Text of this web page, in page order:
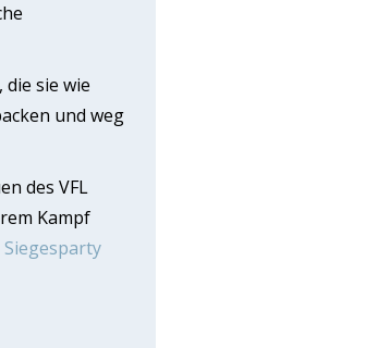
sie wie
und weg
des VFL
Kampf